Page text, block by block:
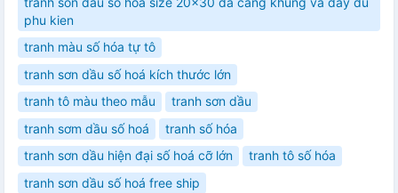
phu kien
tranh màu số hóa tự tô
tranh sơn dầu số hoá kích thước lớn
tranh tô màu theo mẫu
tranh sơn dầu
tranh sơm dầu số hoá
tranh số hóa
tranh sơn dầu hiện đại số hoá cỡ lớn
tranh tô số hóa
tranh sơn dầu số hoá free ship